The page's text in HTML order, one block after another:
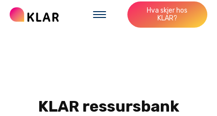
Hva skjer hos
KLAR?
KLAR ressursbank